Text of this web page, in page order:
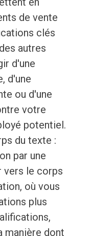
de vente
clés
autres
d'une
d'une
ou d'une
votre
potentiel.
du texte :
par une
vers le corps
où vous
plus
manière dont